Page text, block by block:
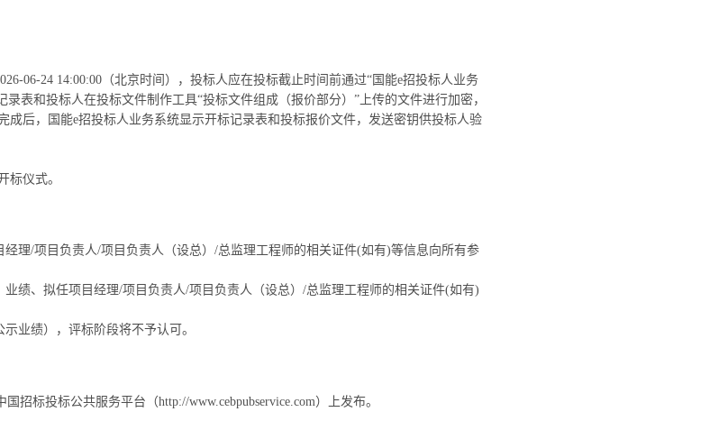
06-24 14:00:00（北京时间），投标人应在投标截止时间前通过“国能e招投标人业务
表和投标人在投标文件制作工具“投标文件组成（报价部分）”上传的文件进行加密，
后，国能e招投标人业务系统显示开标记录表和投标报价文件，发送密钥供投标人验
标仪式。
理/项目负责人/项目负责人（设总）/总监理工程师的相关证件(如有)等信息向所有参
绩、拟任项目经理/项目负责人/项目负责人（设总）/总监理工程师的相关证件(如有)
业绩），评标阶段将不予认可。
招标投标公共服务平台（http://www.cebpubservice.com）上发布。